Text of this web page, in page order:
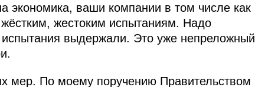
ваши компании в том числе как
жестоким испытаниям. Надо
испытания выдержали. Это уже непреложный
мер. По моему поручению Правительством